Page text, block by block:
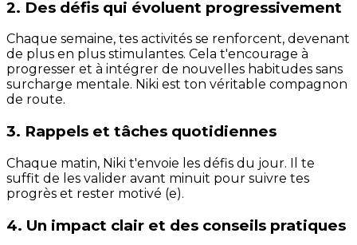
2. Des défis qui évoluent progressivement
Chaque semaine, tes activités se renforcent, devenant
de plus en plus stimulantes. Cela t'encourage à
progresser et à intégrer de nouvelles habitudes sans
surcharge mentale. Niki est ton véritable compagnon
de route.
3. Rappels et tâches quotidiennes
Chaque matin, Niki t'envoie les défis du jour. Il te
suffit de les valider avant minuit pour suivre tes
progrès et rester motivé (e).
4. Un impact clair et des conseils pratiques